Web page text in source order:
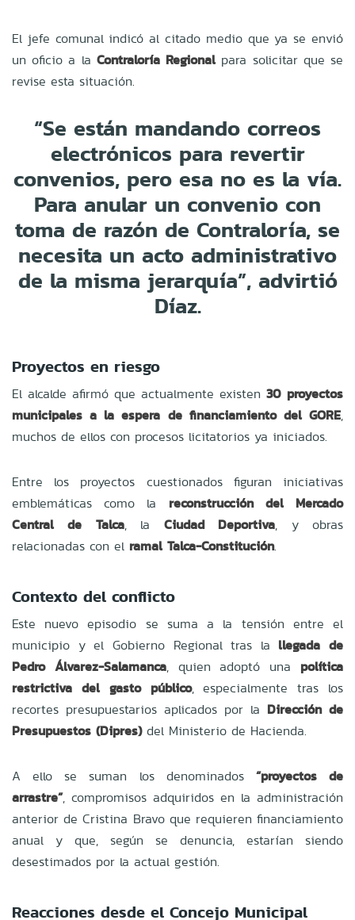
El jefe comunal indicó al citado medio que ya se envió
un oficio a la Contraloría Regional para solicitar que se
revise esta situación.
“Se están mandando correos
electrónicos para revertir
convenios, pero esa no es la vía.
Para anular un convenio con
toma de razón de Contraloría, se
necesita un acto administrativo
de la misma jerarquía”, advirtió
Díaz.
Proyectos en riesgo
El alcalde afirmó que actualmente existen 30 proyectos
municipales a la espera de financiamiento del GORE,
muchos de ellos con procesos licitatorios ya iniciados.
Entre los proyectos cuestionados figuran iniciativas
emblemáticas como la reconstrucción del Mercado
Central de Talca, la Ciudad Deportiva, y obras
relacionadas con el ramal Talca-Constitución.
Contexto del conflicto
Este nuevo episodio se suma a la tensión entre el
municipio y el Gobierno Regional tras la llegada de
Pedro Álvarez-Salamanca, quien adoptó una política
restrictiva del gasto público, especialmente tras los
recortes presupuestarios aplicados por la Dirección de
Presupuestos (Dipres)del Ministerio de Hacienda.
A ello se suman los denominados “proyectos de
arrastre”, compromisos adquiridos en la administración
anterior de Cristina Bravo que requieren financiamiento
anual y que, según se denuncia, estarían siendo
desestimados por la actual gestión.
Reacciones desde el Concejo Municipal